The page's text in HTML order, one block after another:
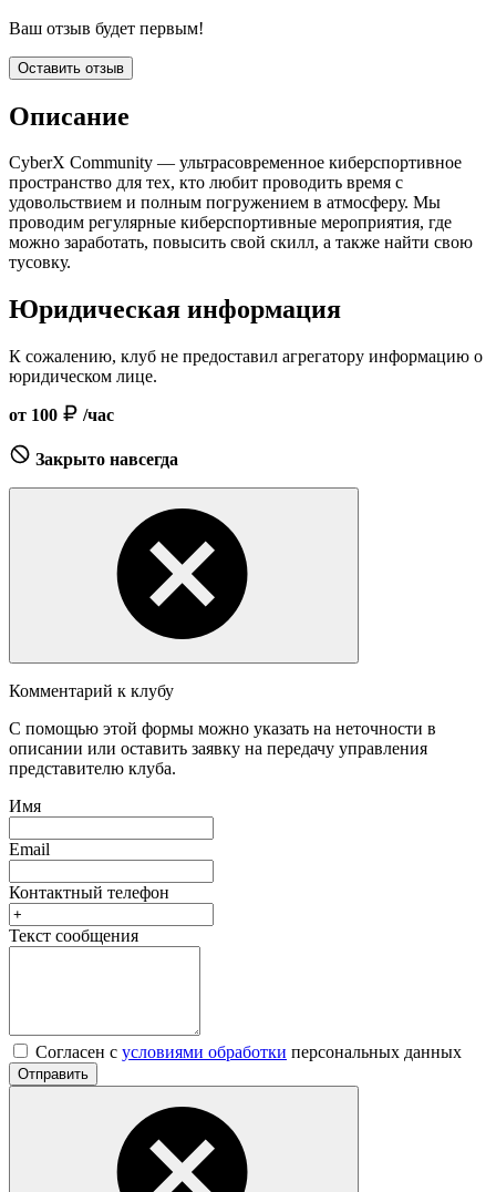
Ваш отзыв будет первым!
Оставить отзыв
Описание
CyberX Community — ультрасовременное киберспортивное
пространство для тех, кто любит проводить время с
удовольствием и полным погружением в атмосферу. Мы
проводим регулярные киберспортивные мероприятия, где
можно заработать, повысить свой скилл, а также найти свою
тусовку.
Юридическая информация
К сожалению, клуб не предоставил агрегатору информацию о
юридическом лице.
от 100 /час
Закрыто навсегда
Комментарий к клубу
С помощью этой формы можно указать на неточности в
описании или оставить заявку на передачу управления
представителю клуба.
Имя
Email
Контактный телефон
Текст сообщения
Согласен с условиями обработки персональных данных
Отправить